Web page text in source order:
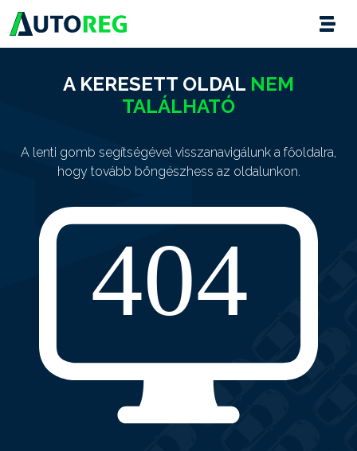
A KERESETT OLDAL NEM
TALÁLHATÓ
A lenti gomb segítségével visszanavigálunk a főoldalra,
hogy tovább böngészhess az oldalunkon.